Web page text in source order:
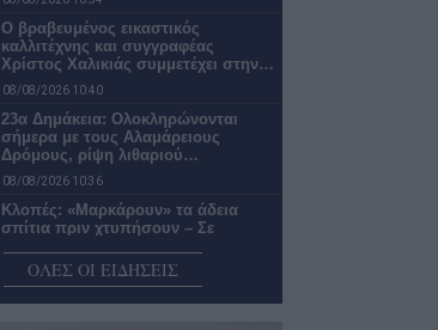
Ο βραβευμένος εικαστικός
καλλιτέχνης και συγγραφέας
Χρίστος Χαλικιάς συμμετέχει στην…
08/08/2026 10:40
23α Δημάκεια: Ολοκληρώνονται
σήμερα με τους Αλαμάρειους
Δρόμους, ρίψη λιθαριού…
08/08/2026 10:36
Κλοπές: «Μαρκάρουν» τα άδεια
σπίτια πριν χτυπήσουν – Σε
08/08/2026 09:17
Δήμος Τριφυλίας: Πρόσληψη
ΟΛΕΣ ΟΙ ΕΙΔΗΣΕΙΣ